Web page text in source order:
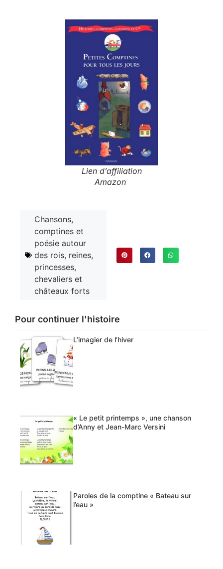
Lien d’affiliation
Amazon
Chansons,
comptines et
poésie autour
des rois, reines,
princesses,
chevaliers et
châteaux forts
Pour continuer l'histoire
L’imagier de l’hiver
« Le petit printemps », une chanson
d’Anny et Jean-Marc Versini
Paroles de la comptine « Bateau sur
l’eau »